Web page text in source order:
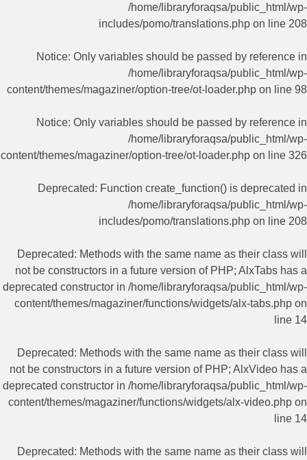
/home/libraryforaqsa/public_html/wp-
includes/pomo/translations.php on line 208
Notice: Only variables should be passed by reference in
/home/libraryforaqsa/public_html/wp-
content/themes/magaziner/option-tree/ot-loader.php on line 98
Notice: Only variables should be passed by reference in
/home/libraryforaqsa/public_html/wp-
content/themes/magaziner/option-tree/ot-loader.php on line 326
Deprecated: Function create_function() is deprecated in
/home/libraryforaqsa/public_html/wp-
includes/pomo/translations.php on line 208
Deprecated: Methods with the same name as their class will
not be constructors in a future version of PHP; AlxTabs has a
deprecated constructor in /home/libraryforaqsa/public_html/wp-
content/themes/magaziner/functions/widgets/alx-tabs.php on
line 14
Deprecated: Methods with the same name as their class will
not be constructors in a future version of PHP; AlxVideo has a
deprecated constructor in /home/libraryforaqsa/public_html/wp-
content/themes/magaziner/functions/widgets/alx-video.php on
line 14
Deprecated: Methods with the same name as their class will